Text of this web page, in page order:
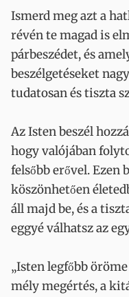
Ismerd meg azt a
révén te magad is
párbeszédet, és
beszélgetéseket
tudatosan és tiszta
Az Isten beszél
hogy valójában
felsőbb erővel. Ezen
köszönhetően
áll majd be, és a
eggyé válhatsz az
„Isten legfőbb
mély megértés, a